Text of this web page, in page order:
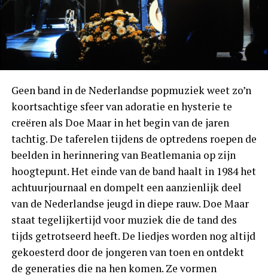
Geen band in de Nederlandse popmuziek weet zo’n
koortsachtige sfeer van adoratie en hysterie te
creëren als Doe Maar in het begin van de jaren
tachtig. De taferelen tijdens de optredens roepen de
beelden in herinnering van Beatlemania op zijn
hoogtepunt. Het einde van de band haalt in 1984 het
achtuurjournaal en dompelt een aanzienlijk deel
van de Nederlandse jeugd in diepe rauw. Doe Maar
staat tegelijkertijd voor muziek die de tand des
tijds getrotseerd heeft. De liedjes worden nog altijd
gekoesterd door de jongeren van toen en ontdekt
de generaties die na hen komen. Ze vormen